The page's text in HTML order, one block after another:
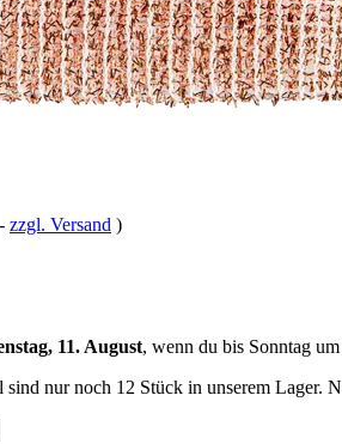
- zzgl. Versand )
11. August, wenn du bis Sonntag
nur noch 12 Stück in unserem Lager.